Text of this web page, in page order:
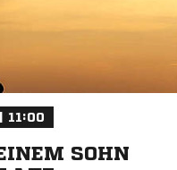
11:00
SOHN